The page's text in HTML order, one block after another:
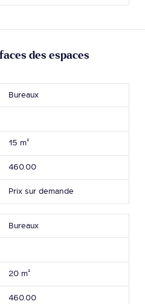
des espaces
Bureaux
15 m²
460.00
Prix sur demande
Bureaux
20 m²
460.00